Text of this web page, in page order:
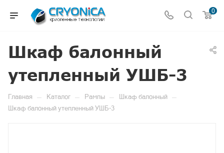
0
Шкаф балонный
утепленный УШБ-3
Главная — Каталог — Рампы — Шкаф балонный —
Шкаф балонный утепленный УШБ-3